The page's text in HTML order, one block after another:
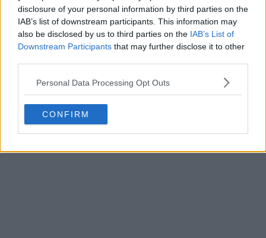
disclosure of your personal information by third parties on the
IAB’s list of downstream participants. This information may
also be disclosed by us to third parties on the IAB’s List of
Downstream Participants that may further disclose it to other
Personal Data Processing Opt Outs
CONFIRM